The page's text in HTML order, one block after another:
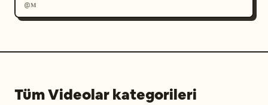
@𝐌
Tüm Videolar kategorileri